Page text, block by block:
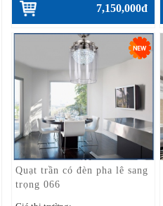
7,150,000đ
Quạt trần có đèn pha lê sang
trọng 066